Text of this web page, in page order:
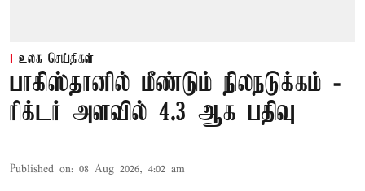
உலக செய்திகள்
பாகிஸ்தானில் மீண்டும் நிலநடுக்கம் -
ரிக்டர் அளவில் 4.3 ஆக பதிவு
Published on: 08 Aug 2026, 4:02 am